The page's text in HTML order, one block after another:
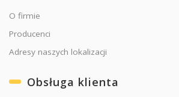
O firmie
Producenci
Adresy naszych lokalizacji
Obsługa klienta